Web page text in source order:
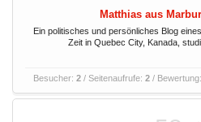
Matthias aus
Ein politisches und persönliches Blog
Zeit in Quebec City, Kanada,
Besucher: 2/ Seitenaufrufe: 2/ Bewertung: